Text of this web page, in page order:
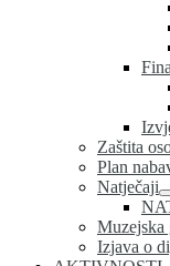
Zaštita
Plan
Natječaji
Muzejska
Izjava o